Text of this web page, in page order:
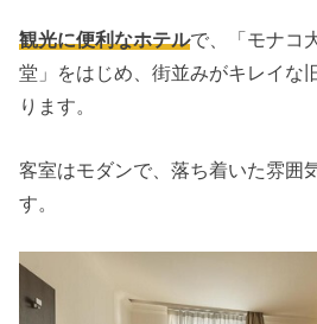
観光に便利なホテルで、「モナコ
堂」をはじめ、街並みがキレイな
ります。
客室はモダンで、落ち着いた雰囲
す。